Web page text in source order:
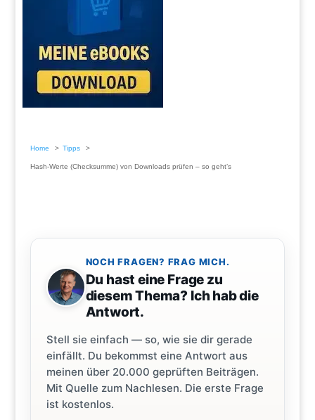
Home Tipps
Hash-Werte (Checksumme) von Downloads prüfen – so geht’s
NOCH FRAGEN? FRAG MICH.
Du hast eine Frage zu
diesem Thema? Ich hab die
Antwort.
Stell sie einfach — so, wie sie dir gerade
einfällt. Du bekommst eine Antwort aus
meinen über 20.000 geprüften Beiträgen.
Mit Quelle zum Nachlesen. Die erste Frage
ist kostenlos.